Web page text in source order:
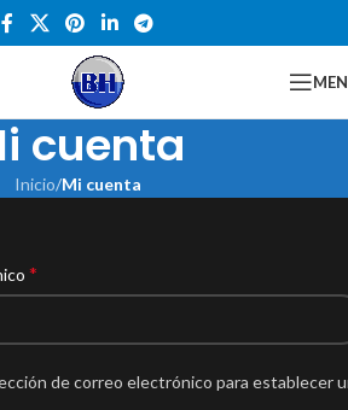
cuenta
Inicio/Mi cuenta
*
de correo electrónico para establecer